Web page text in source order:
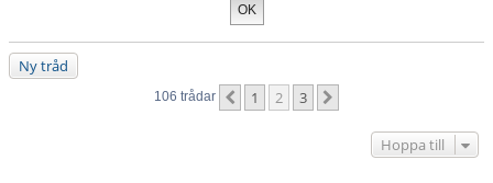
Ny tråd
106 trådar Föregående
1 2 3
Hoppa till